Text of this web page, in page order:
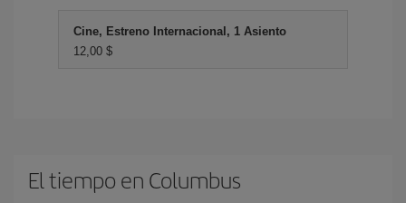
Cine, Estreno Internacional, 1 Asiento
12,00 $
El tiempo en Columbus